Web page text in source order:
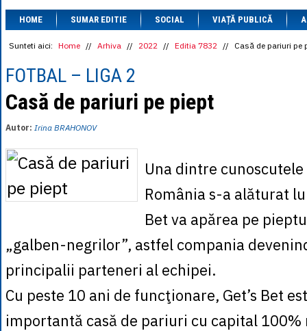
1 CAD= 3.1559
1 CHF= 5.2813
1 CNY = 0.6015
1 NOK= 0.4191
1 PLN= 1.1646
1 RUB= 0.0530
1 SEK
= 0.4526
1 TRY = 0.1141
1 UAH = 0.1048
HOME SUMAR EDITIE SOCIAL VIAȚĂ PUBLICĂ
Sunteti aici: Home // Arhiva // 2022 // Editia 7832 // Casă de pariuri pe
FOTBAL – LIGA 2
Casă de pariuri pe piept
Autor: Irina BRAHONOV
Una dintre
România s-a alăturat
Bet va apărea pe
„galben-negrilor”, astfel compania
principalii parteneri al echipei.
Cu peste 10 ani de funcţionare, Get’s Bet
importantă casă de pariuri cu capital 100%